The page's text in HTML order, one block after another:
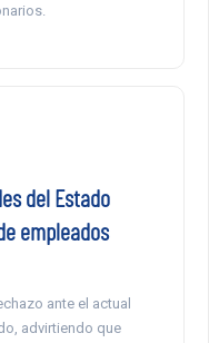
del Estado
empleados
ante el actual
advirtiendo que